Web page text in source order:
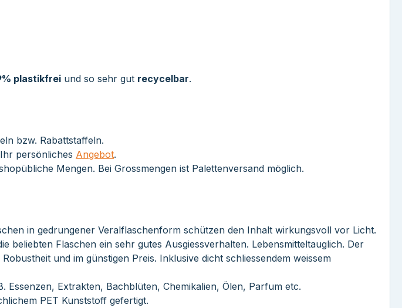
plastikfrei und so sehr gut recycelbar.
bzw. Rabattstaffeln.
persönliches Angebot.
Mengen. Bei Grossmengen ist Palettenversand möglich.
in gedrungener Veralflaschenform schützen den Inhalt wirkungsvoll vor Licht.
beliebten Flaschen ein sehr gutes Ausgiessverhalten. Lebensmitteltauglich. Der
und im günstigen Preis. Inklusive dicht schliessendem weissem
Extrakten, Bachblüten, Chemikalien, Ölen, Parfum etc.
PET Kunststoff gefertigt.